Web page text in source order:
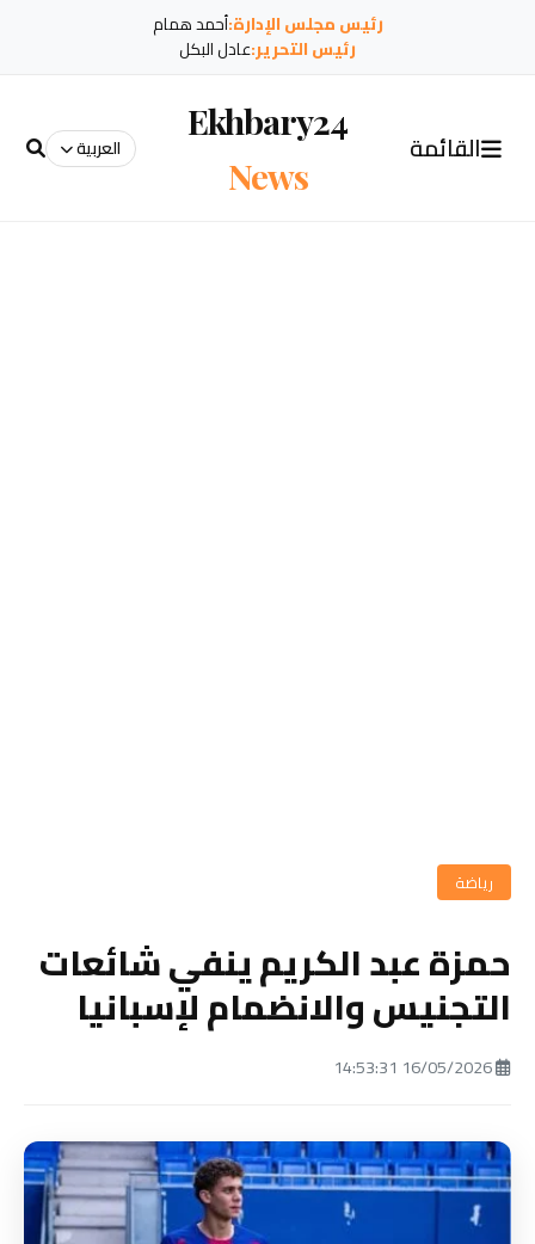
رئيس مجلس الإدارة:أحمد همام
رئيس التحرير:عادل البكل
القائمة
Ekhbary24
News
العربية
رياضة
حمزة عبد الكريم ينفي شائعات
التجنيس والانضمام لإسبانيا